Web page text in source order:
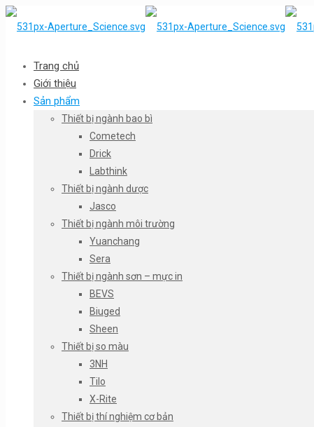
Trang chủ
Giới thiệu
Sản phẩm
Thiết bị ngành bao bì
Cometech
Drick
Labthink
Thiết bị ngành dược
Jasco
Thiết bị ngành môi trường
Yuanchang
Sera
Thiết bị ngành sơn – mực in
BEVS
Biuged
Sheen
Thiết bị so màu
3NH
Tilo
X-Rite
Thiết bị thí nghiệm cơ bản